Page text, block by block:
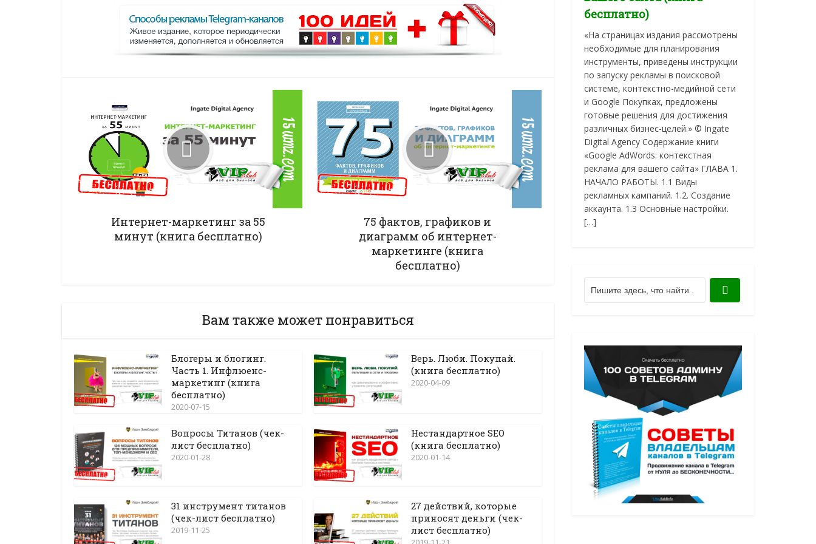
Интернет-маркетинг за 55
минут (книга бесплатно)
75 фактов, графиков и
диаграмм об интернет-
маркетинге (книга
бесплатно)
Вам также может понравиться
Блогеры и блогинг.
Часть 1. Инфлюенс-
маркетинг (книга
бесплатно)
2020-07-15
Верь. Люби. Покупай.
(книга бесплатно)
2020-04-09
Вопросы Титанов (чек-
лист бесплатно)
2020-01-28
Нестандартное SEO
(книга бесплатно)
2020-01-14
31 инструмент титанов
(чек-лист бесплатно)
2019-11-25
27 действий, которые
приносят деньги (чек-
лист бесплатно)
бесплатно)
«На страницах издания рассмотрены
необходимые для планирования
инструменты, приведены инструкции
по запуску рекламы в поисковой
системе, контекстно-медийной сети
и Google Покупках, предложены
готовые решения для достижения
различных бизнес-целей.» © Ingate
Digital Agency Содержание книги
«Google AdWords: контекстная
реклама для вашего сайта» ГЛАВА 1.
НАЧАЛО РАБОТЫ. 1.1 Виды
рекламных кампаний. 1.2. Создание
аккаунта. 1.3 Основные настройки.
[…]